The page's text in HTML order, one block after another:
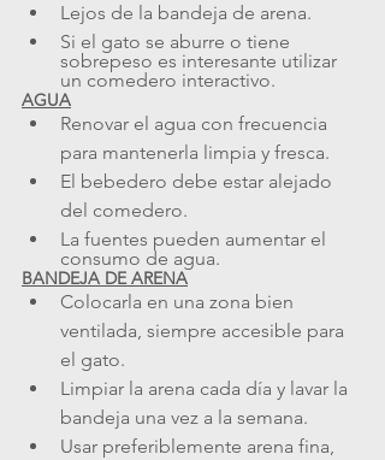
Lejos de la bandeja de arena.
Si el gato se aburre o tiene
sobrepeso es interesante utilizar
un comedero interactivo.
AGUA
Renovar el agua con frecuencia
para mantenerla limpia y fresca.
El bebedero debe estar alejado
del comedero.
La fuentes pueden aumentar el
consumo de agua.
BANDEJA DE ARENA
Colocarla en una zona bien
ventilada, siempre accesible para
el gato.
Limpiar la arena cada día y lavar la
bandeja una vez a la semana.
Usar preferiblemente arena fina,